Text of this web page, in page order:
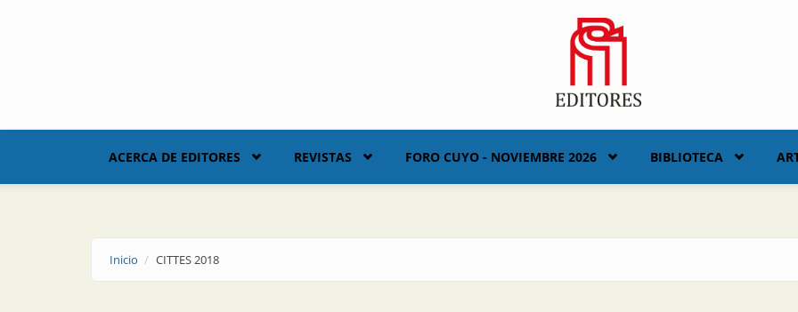
ACERCA DE EDITORES REVISTAS FORO CUYO - NOVIEMBRE 2026 BIBLIOTECA
Inicio CITTES 2018